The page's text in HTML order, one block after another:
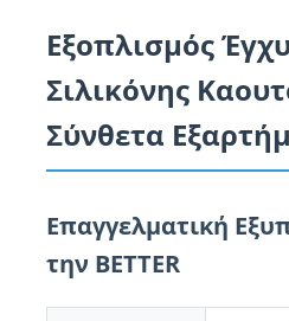
Εξοπλισμός
Σιλικόνης
Σύνθετα
Επαγγελματική
την BETTER